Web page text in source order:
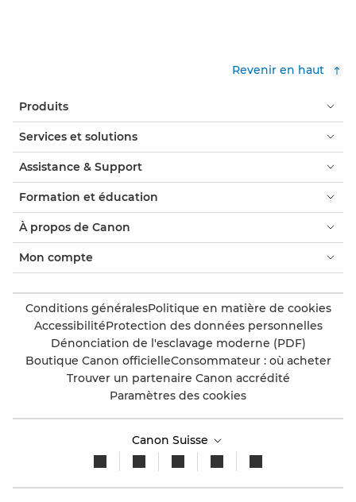
Revenir en haut
Produits
Services et solutions
Assistance & Support
Formation et éducation
À propos de Canon
Mon compte
Conditions généralesPolitique en matière de cookies
AccessibilitéProtection des données personnelles
Dénonciation de l'esclavage moderne (PDF)
Boutique Canon officielleConsommateur : où acheter
Trouver un partenaire Canon accrédité
Paramètres des cookies
Canon Suisse